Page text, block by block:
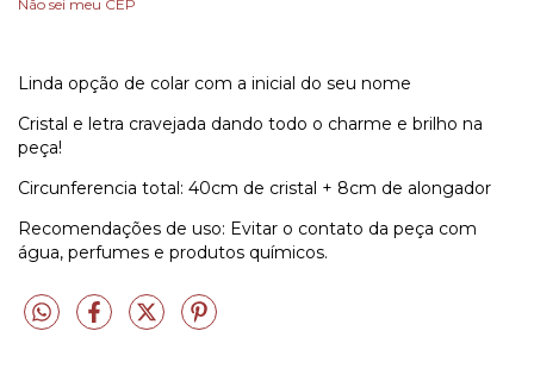
Não sei meu CEP
Linda opção de colar com a inicial do seu nome
Cristal e letra cravejada dando todo o charme e brilho na
peça!
Circunferencia total: 40cm de cristal + 8cm de alongador
Recomendações de uso: Evitar o contato da peça com
água, perfumes e produtos químicos.